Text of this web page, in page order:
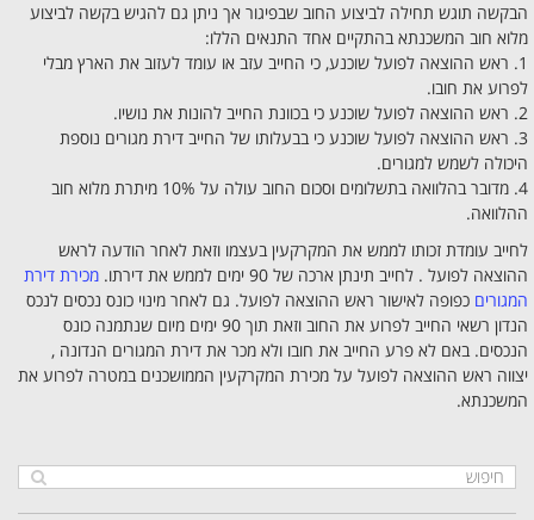
הבקשה תוגש תחילה לביצוע החוב שבפיגור אך ניתן גם להגיש בקשה לביצוע
מלוא חוב המשכנתא בהתקיים אחד התנאים הללו:
1. ראש ההוצאה לפועל שוכנע, כי החייב עזב או עומד לעזוב את הארץ מבלי
לפרוע את חובו.
2. ראש ההוצאה לפועל שוכנע כי בכוונת החייב להונות את נושיו.
3. ראש ההוצאה לפועל שוכנע כי בבעלותו של החייב דירת מגורים נוספת
היכולה לשמש למגורים.
4. מדובר בהלוואה בתשלומים וסכום החוב עולה על 10% מיתרת מלוא חוב
ההלוואה.
לחייב עומדת זכותו לממש את המקרקעין בעצמו וזאת לאחר הודעה לראש
ההוצאה לפועל . לחייב תינתן ארכה של 90 ימים לממש את דירתו.
מכירת דירת
המגורים כפופה לאישור ראש ההוצאה לפועל. גם לאחר מינוי כונס נכסים לנכס
הנדון רשאי החייב לפרוע את החוב וזאת תוך 90 ימים מיום שנתמנה כונס
הנכסים. באם לא פרע החייב את חובו ולא מכר את דירת המגורים הנדונה ,
יצווה ראש ההוצאה לפועל על מכירת המקרקעין הממושכנים במטרה לפרוע את
המשכנתא.